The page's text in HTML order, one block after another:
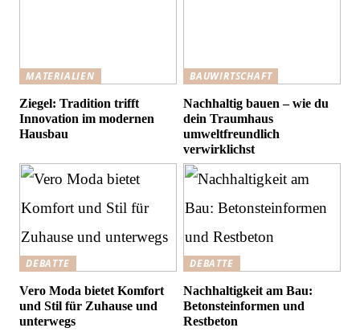
MATERIALIEN
Ziegel: Tradition trifft
Innovation im modernen
Hausbau
BAUWIRTSCHAFT
Nachhaltig bauen – wie du
dein Traumhaus
umweltfreundlich
verwirklichst
DEBATTE
Vero Moda bietet Komfort
und Stil für Zuhause und
unterwegs
DEBATTE
Nachhaltigkeit am Bau:
Betonsteinformen und
Restbeton